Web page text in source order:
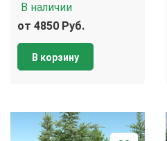
В наличии
от 4850 Руб.
В корзину